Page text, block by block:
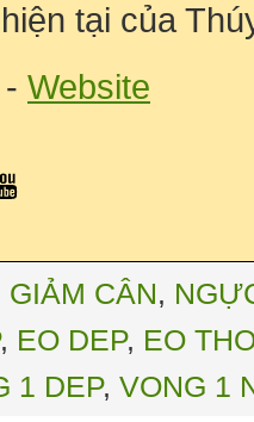
tại của
- Website
GIẢM CÂN,
, EO DEP, EO
1 DEP, VONG 1